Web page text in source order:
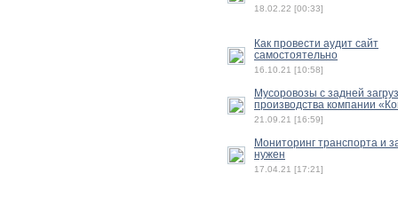
18.02.22 [00:33]
Как провести аудит сайт
самостоятельно
16.10.21 [10:58]
Мусоровозы с задней
производства компании
21.09.21 [16:59]
Мониторинг транспорта и
нужен
17.04.21 [17:21]